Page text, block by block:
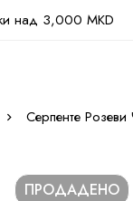
над 3,000 MKD
Серпенте Розеви
ПРОДАДЕНО